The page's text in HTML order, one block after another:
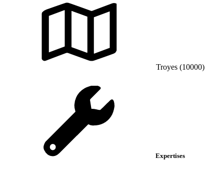
Troyes (10000)
Expertises